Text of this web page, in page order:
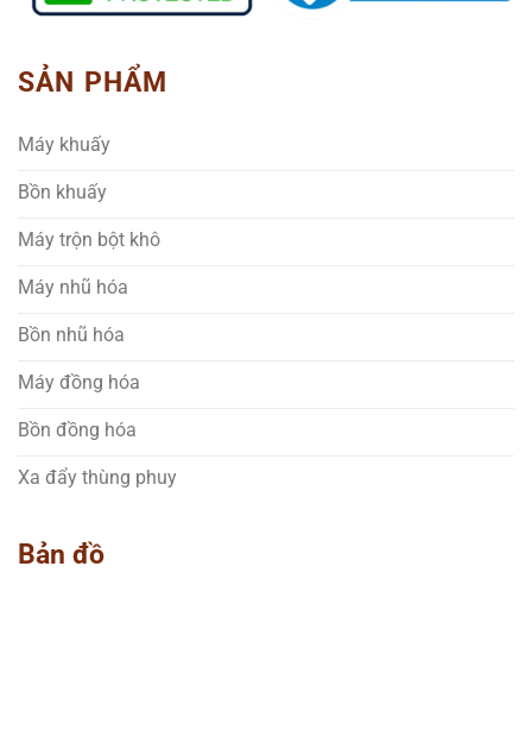
SẢN PHẨM
Máy khuấy
Bồn khuấy
Máy trộn bột khô
Máy nhũ hóa
Bồn nhũ hóa
Máy đồng hóa
Bồn đồng hóa
Xa đẩy thùng phuy
Bản đồ